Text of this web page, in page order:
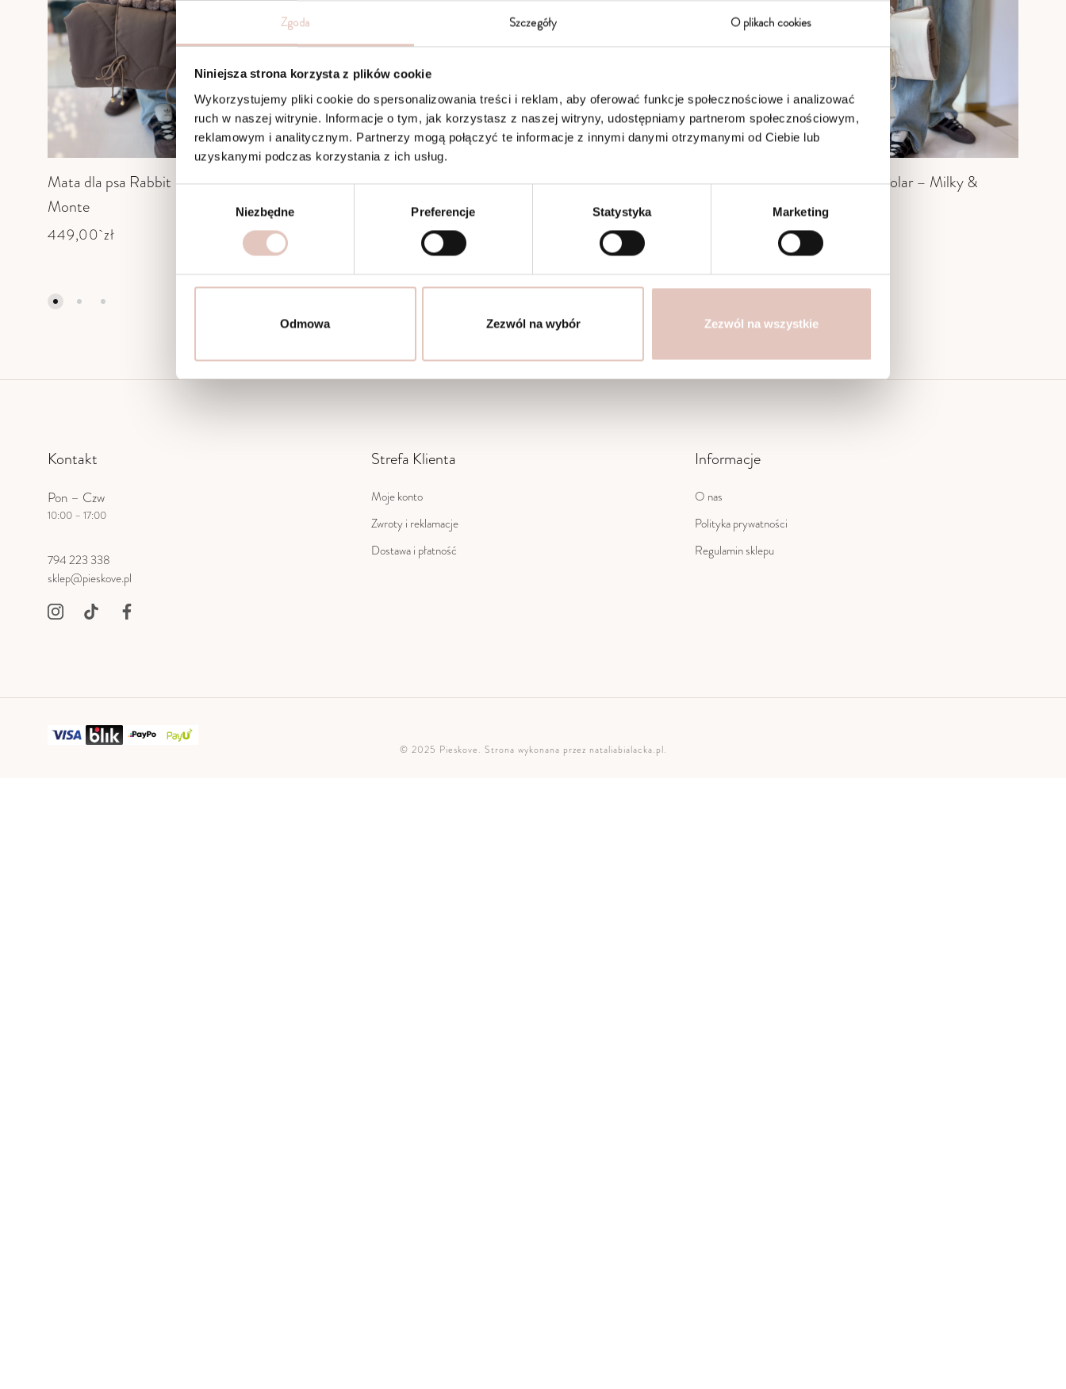
Zgoda Szczegóły O plikach cookies
Niniejsza strona korzysta z plików cookie
Wykorzystujemy pliki cookie do spersonalizowania treści i reklam, aby oferować funkcje społecznościowe i analizować
ruch w naszej witrynie. Informacje o tym, jak korzystasz z naszej witryny, udostępniamy partnerom społecznościowym,
reklamowym i analitycznym. Partnerzy mogą połączyć te informacje z innymi danymi otrzymanymi od Ciebie lub
uzyskanymi podczas korzystania z ich usług.
Niezbędne Preferencje Statystyka Marketing
Odmowa Zezwól na wybór Zezwól na wszystkie
Mata dla psa Rabbit – Taupe &
Monte
449,00zł
Mata dla psa Polar – Taupe & Milky Mata dla psa Polar – Taupe & Milky
449,00zł
Mata dla psa Polar – Milky &
Brown
329,00
Kontakt
Pon – Czw
10:00 – 17:00
794 223 338
sklep@pieskove.pl
Strefa Klienta
Moje konto
Zwroty i reklamacje
Dostawa i płatność
Informacje
O nas
Polityka prywatności
Regulamin sklepu
© 2025 Pieskove. Strona wykonana przez nataliabialacka.pl.